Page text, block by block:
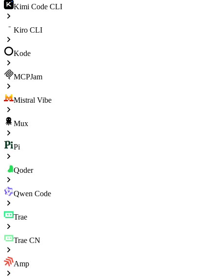
Kimi Code CLI
Kiro CLI
Kode
MCPJam
Mistral Vibe
Mux
Pi
Qoder
Qwen Code
Trae
Trae CN
Amp